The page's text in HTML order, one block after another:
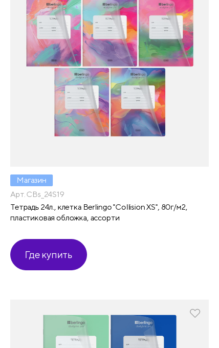
Магазин
Арт. CBs_24S19
Тетрадь 24л., клетка Berlingo "Collision XS", 80г/м2,
пластиковая обложка, ассорти
Где купить